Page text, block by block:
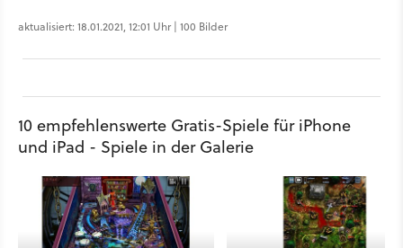
aktualisiert: 18.01.2021, 12:01 Uhr | 100 Bilder
10 empfehlenswerte Gratis-Spiele für iPhone
und iPad - Spiele in der Galerie